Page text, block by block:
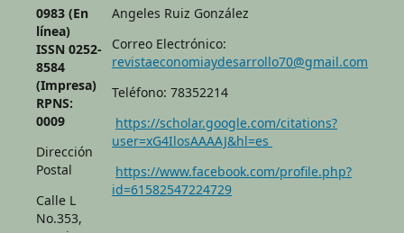
0983 (En
línea)
ISSN 0252-
8584
(Impresa)
RPNS:
0009
Dirección
Postal
Calle L
No.353,
Angeles Ruiz González
Correo Electrónico:
revistaeconomiaydesarrollo70@gmail.com
Teléfono: 78352214
https://scholar.google.com/citations?
user=xG4IlosAAAAJ&hl=es
https://www.facebook.com/profile.php?
id=61582547224729